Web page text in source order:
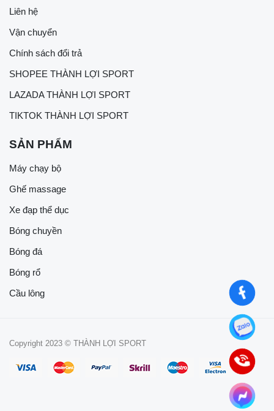
Liên hệ
Vận chuyển
Chính sách đổi trả
SHOPEE THÀNH LỢI SPORT
LAZADA THÀNH LỢI SPORT
TIKTOK THÀNH LỢI SPORT
SẢN PHẨM
Máy chạy bộ
Ghế massage
Xe đạp thể dục
Bóng chuyền
Bóng đá
Bóng rổ
Cầu lông
Copyright 2023 © THÀNH LỢI SPORT